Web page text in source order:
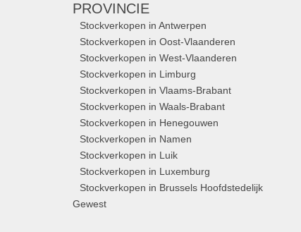
PROVINCIE
Stockverkopen in Antwerpen
Stockverkopen in Oost-Vlaanderen
Stockverkopen in West-Vlaanderen
Stockverkopen in Limburg
Stockverkopen in Vlaams-Brabant
Stockverkopen in Waals-Brabant
Stockverkopen in Henegouwen
Stockverkopen in Namen
Stockverkopen in Luik
Stockverkopen in Luxemburg
Stockverkopen in Brussels Hoofdstedelijk
Gewest